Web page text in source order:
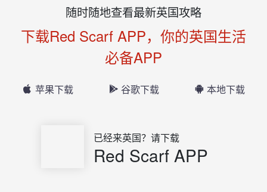
随时随地查看最新英国攻略
下载Red Scarf APP，你的英国生活
必备APP
苹果下载 谷歌下载 本地下载
已经来英国？请下载
Red Scarf APP